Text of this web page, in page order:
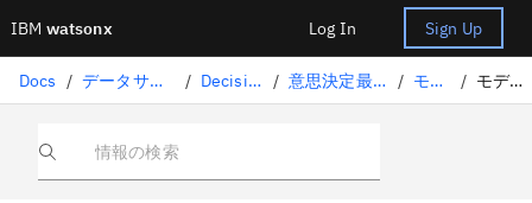
IBM watsonx Log In Sign Up
Docs / データサイエンスソリューション / Decision Optimization / 意思決定最適化のエクスペリメント / モデルの作成 / モデルのインポート
情報の検索